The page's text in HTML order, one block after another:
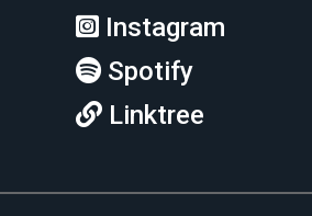
Instagram
Spotify
Linktree